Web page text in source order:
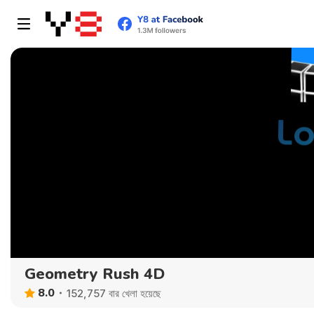
Geometry Rush 4D
8.0 152,757 বার খেলা হয়েছে